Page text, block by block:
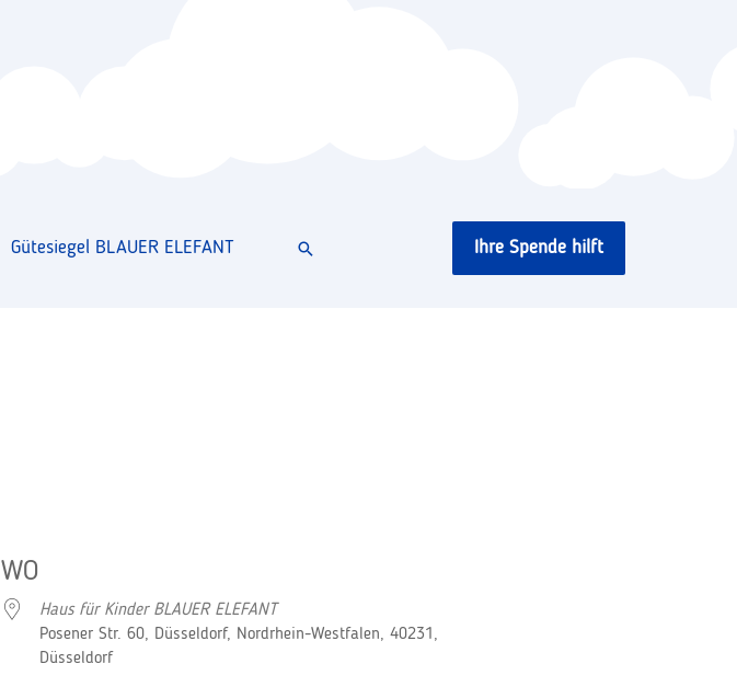
Gütesiegel BLAUER ELEFANT Suchen Ihre Spende hilft
WO
Haus für Kinder BLAUER ELEFANT
Posener Str. 60, Düsseldorf, Nordrhein-Westfalen, 40231,
Düsseldorf